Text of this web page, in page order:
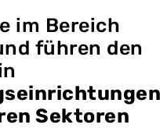
im Bereich
führen den
Sektoren